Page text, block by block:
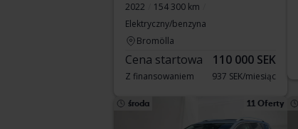
2022
154 300 km
Elektryczny/benzyna
Bromölla
Cena startowa 110 000 SEK
Z finansowaniem 937 SEK/miesiąc
środa 11 Oferty